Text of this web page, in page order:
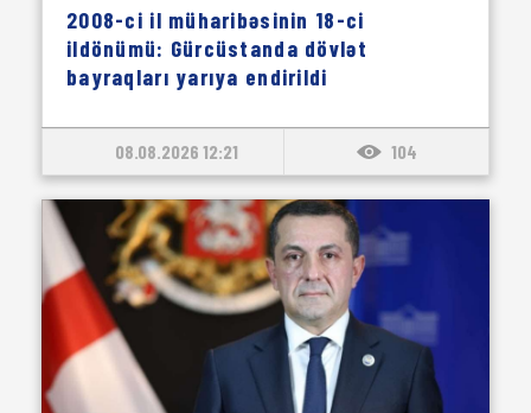
2008-ci il müharibəsinin 18-ci
ildönümü: Gürcüstanda dövlət
bayraqları yarıya endirildi
08.08.2026 12:21 104